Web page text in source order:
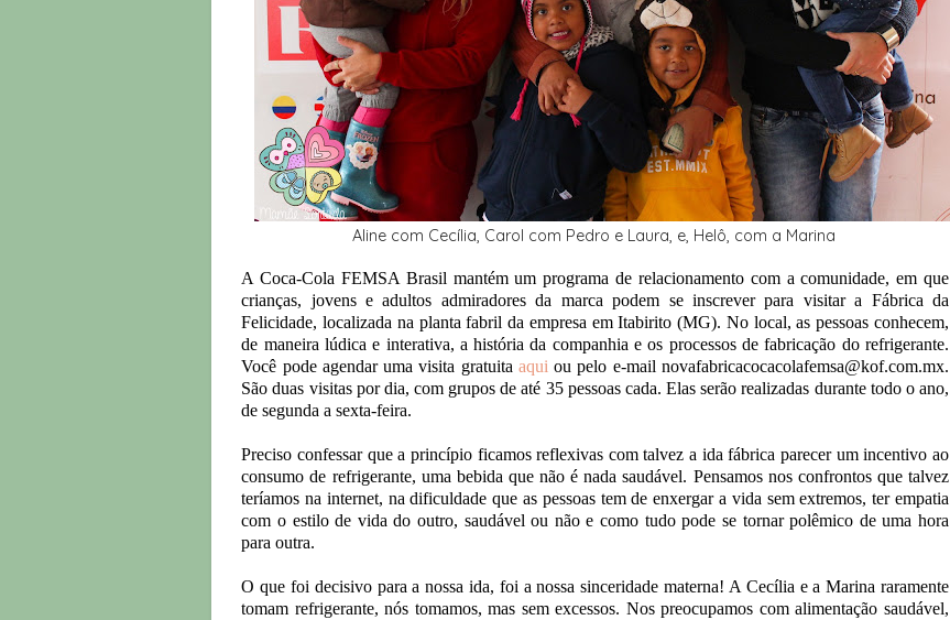
Aline com Cecília, Carol com Pedro e Laura, e, Helô, com a Marina
A Coca-Cola FEMSA Brasil mantém um programa de relacionamento com a comunidade, em que
crianças, jovens e adultos admiradores da marca podem se inscrever para visitar a Fábrica da
Felicidade, localizada na planta fabril da empresa em Itabirito (MG). No local, as pessoas conhecem,
de maneira lúdica e interativa, a história da companhia e os processos de fabricação do refrigerante.
Você pode agendar uma visita gratuita aqui ou pelo e-mail novafabricacocacolafemsa@kof.com.mx.
São duas visitas por dia, com grupos de até 35 pessoas cada. Elas serão realizadas durante todo o ano,
de segunda a sexta-feira.
Preciso confessar que a princípio ficamos reflexivas com talvez a ida fábrica parecer um incentivo ao
consumo de refrigerante, uma bebida que não é nada saudável. Pensamos nos confrontos que talvez
teríamos na internet, na dificuldade que as pessoas tem de enxergar a vida sem extremos, ter empatia
com o estilo de vida do outro, saudável ou não e como tudo pode se tornar polêmico de uma hora
para outra.
O que foi decisivo para a nossa ida, foi a nossa sinceridade materna! A Cecília e a Marina raramente
tomam refrigerante, nós tomamos, mas sem excessos. Nos preocupamos com alimentação saudável,